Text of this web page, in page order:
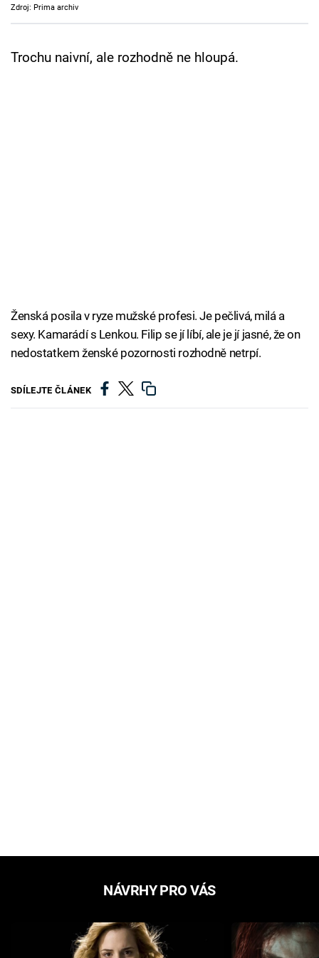
Cool Esport
Pořady
Zdroj: Prima archiv
Trochu naivní, ale rozhodně ne hloupá.
Ženská posila v ryze mužské profesi. Je pečlivá, milá a
sexy. Kamarádí s Lenkou. Filip se jí líbí, ale je jí jasné, že on
nedostatkem ženské pozornosti rozhodně netrpí.
SDÍLEJTE ČLÁNEK
NÁVRHY PRO VÁS